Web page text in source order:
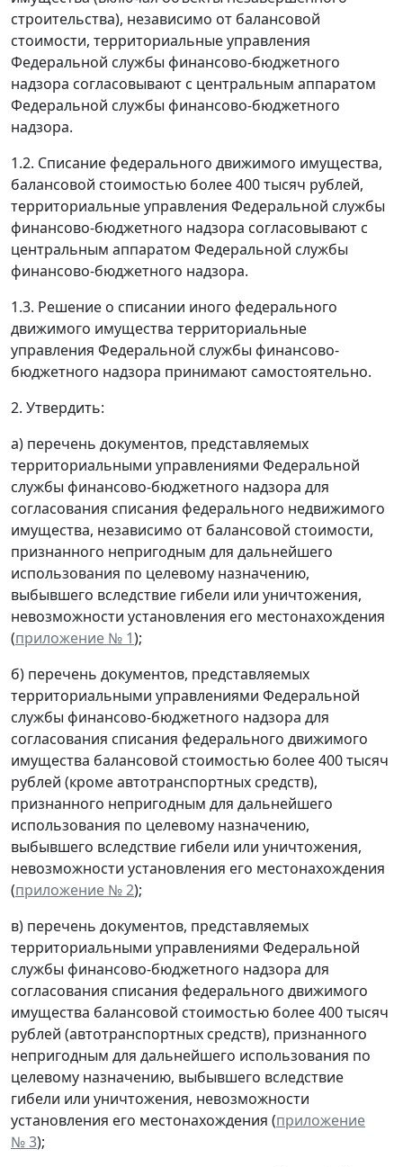
строительства), независимо от балансовой
стоимости, территориальные управления
Федеральной службы финансово-бюджетного
надзора согласовывают с центральным аппаратом
Федеральной службы финансово-бюджетного
надзора.
1.2. Списание федерального движимого имущества,
балансовой стоимостью более 400 тысяч рублей,
территориальные управления Федеральной службы
финансово-бюджетного надзора согласовывают с
центральным аппаратом Федеральной службы
финансово-бюджетного надзора.
1.3. Решение о списании иного федерального
движимого имущества территориальные
управления Федеральной службы финансово-
бюджетного надзора принимают самостоятельно.
2. Утвердить:
а) перечень документов, представляемых
территориальными управлениями Федеральной
службы финансово-бюджетного надзора для
согласования списания федерального недвижимого
имущества, независимо от балансовой стоимости,
признанного непригодным для дальнейшего
использования по целевому назначению,
выбывшего вследствие гибели или уничтожения,
невозможности установления его местонахождения
(приложение № 1);
б) перечень документов, представляемых
территориальными управлениями Федеральной
службы финансово-бюджетного надзора для
согласования списания федерального движимого
имущества балансовой стоимостью более 400 тысяч
рублей (кроме автотранспортных средств),
признанного непригодным для дальнейшего
использования по целевому назначению,
выбывшего вследствие гибели или уничтожения,
невозможности установления его местонахождения
(приложение № 2);
в) перечень документов, представляемых
территориальными управлениями Федеральной
службы финансово-бюджетного надзора для
согласования списания федерального движимого
имущества балансовой стоимостью более 400 тысяч
рублей (автотранспортных средств), признанного
непригодным для дальнейшего использования по
целевому назначению, выбывшего вследствие
гибели или уничтожения, невозможности
установления его местонахождения (приложение
№ 3);